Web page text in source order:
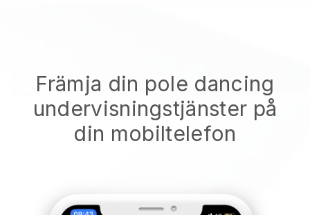
Främja din pole dancing
undervisningstjänster på
din mobiltelefon